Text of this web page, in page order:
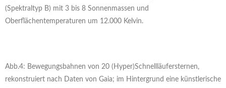
(Spektraltyp B) mit 3 bis 8 Sonnenmassen und
Oberflächentemperaturen um 12.000 Kelvin.
Abb.4: Bewegungsbahnen von 20 (Hyper)Schnellläufersternen,
rekonstruiert nach Daten von Gaia; im Hintergrund eine künstlerische